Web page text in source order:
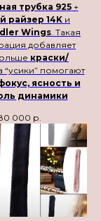
трубка 925+
райзер 14K и
Wings . Такая
добавляет
краски/
а “усики” помогают
ясность и
динамики
000 р.